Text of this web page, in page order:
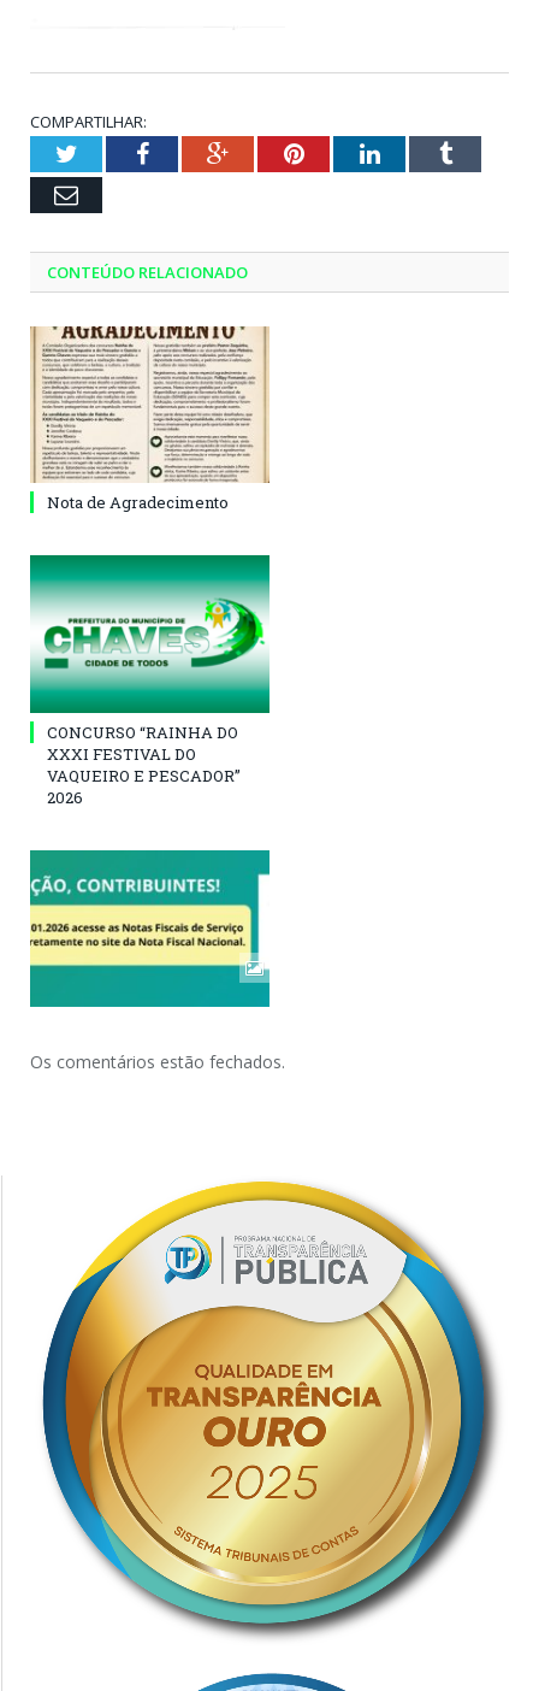
COMPARTILHAR:
TwitterFacebookGoogle+PinterestLinkedInTumblr
Email
CONTEÚDO RELACIONADO
Nota de Agradecimento
CONCURSO “RAINHA DO
XXXI FESTIVAL DO
VAQUEIRO E PESCADOR”
2026
Os comentários estão fechados.